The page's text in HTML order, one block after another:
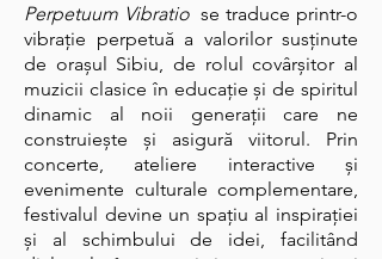
Perpetuum Vibratiose traduce printr-o
vibrație perpetuă a valorilor susținute
de orașul Sibiu, de rolul covârșitor al
muzicii clasice în educație și de spiritul
dinamic al noii generații care ne
construiește și asigură viitorul. Prin
concerte, ateliere interactive și
evenimente culturale complementare,
festivalul devine un spațiu al inspirației
și al schimbului de idei, facilitând